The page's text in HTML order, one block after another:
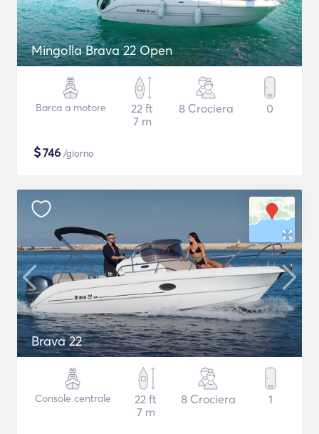
Mingolla Brava 22 Open
Barca a motore
22 ft
7 m
8 Crociera 0
$746 /giorno
Brava 22
Console centrale
22 ft
7 m
8 Crociera 1